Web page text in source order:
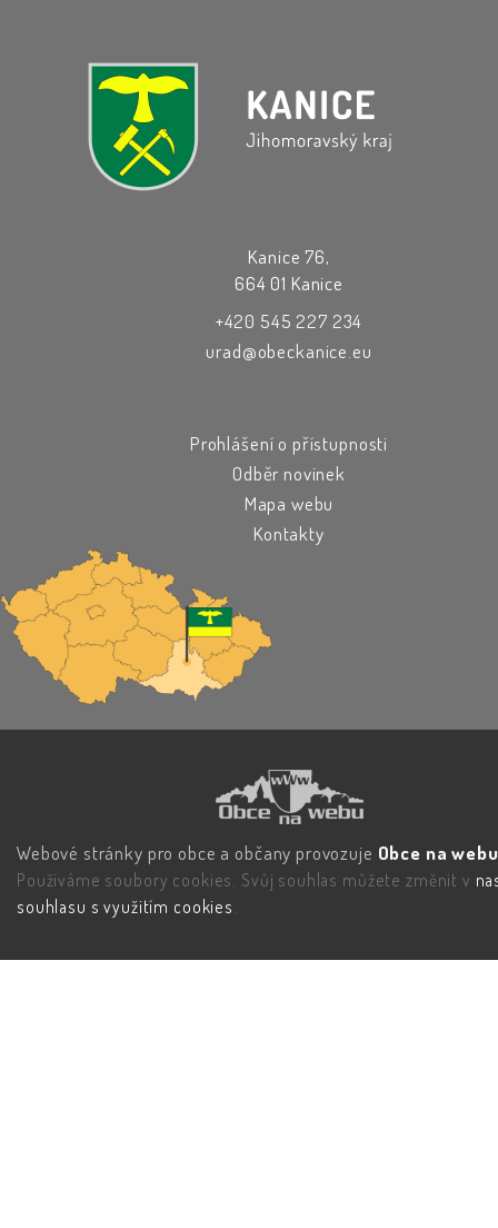
Kanice 76,
664 01 Kanice
+420 545 227 234
urad@obeckanice.eu
Prohlášení o přístupnosti
Odběr novinek
Mapa webu
Kontakty
Webové stránky pro obce a občany provozuje Obce na
Používáme soubory cookies. Svůj souhlas můžete změnit v
souhlasu s využitím cookies